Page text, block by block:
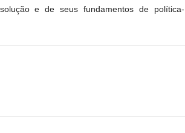
e de seus fundamentos de política-